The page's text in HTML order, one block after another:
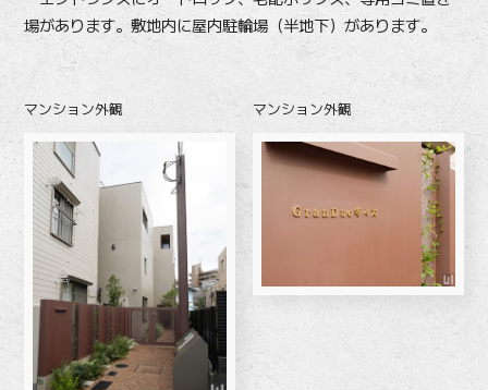
場があります。敷地内に屋内駐輪場（半地下）があります。
マンション外観 マンション外観